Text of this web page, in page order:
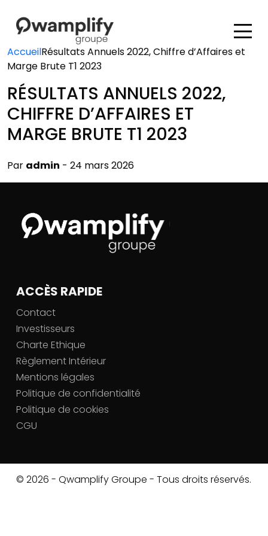
AccueilRésultats Annuels 2022, Chiffre d’Affaires et
Marge Brute T1 2023
RÉSULTATS ANNUELS 2022,
CHIFFRE D’AFFAIRES ET
MARGE BRUTE T1 2023
Par admin - 24 mars 2026
ACCÈS RAPIDE
Contact
Investisseurs
Charte Ethique
Règlement Intérieur
Mentions légales
Politique de confidentialité
Politique de cookies
CGU
© 2026 - Qwamplify Groupe - Tous droits réservés.